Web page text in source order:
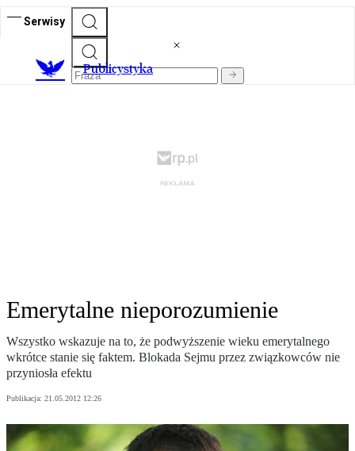
Serwisy
Publicystyka
Emerytalne nieporozumienie
Wszystko wskazuje na to, że podwyższenie wieku emerytalnego
wkrótce stanie się faktem. Blokada Sejmu przez związkowców nie
przyniosła efektu
Publikacja: 21.05.2012 12:26